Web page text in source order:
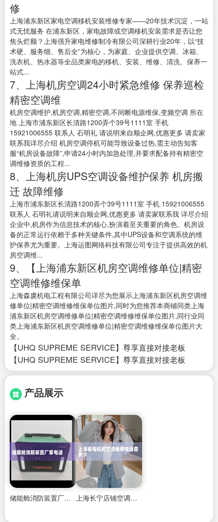
修
上海浦东新区家电空调移机安装维修专家——20年技术沉淀，一站
式无忧服务 在浦东新区，家电故障或空调移机安装需求是否让您
焦头烂额？上海强升家电维修制冷有限公司深耕行业20年，以“技
术硬、服务细、售后全”为核心，为家庭、企业提供空调、冰箱、
洗衣机、热水器等全品类家电的移机、安装、维修、清洗、保养一
站式...
7、上海机房空调24小时紧急维修 保养巡检
精密空调维
机房空调维护,机房空调,精密空调,不间断电源维保,变频空调 所在
地 上海市浦东新区长清路1200弄个39号1111室 手机
15921006555 联系人 石明礼 请说明来自顺企网,优惠更多 请卖家
联系我详尽介绍 机房空调停机可能导致设备过热,需主动告知客
服“机房设备故障”,申请24小时内加急处理,并要求配备持有精密空
调维修资质的工程...
8、上海机房UPS空调设备维护保养 机房搬
迁 故障维修
上海市浦东新区长清路1200弄个39号1111室 手机 15921006555
联系人 石明礼请说明来自顺企网,优惠更多 请卖家联系我 详尽介绍
企业中,机房作为信息技术的核心,扮演着至关重要的角色。机房设
备的正常运行依赖于多种关键条件,其中UPS设备和空调系统的维
护保养尤为重要。上海运图网络科技有限公司专注于提供高效的机
房空调维...
9、【上海浦东新区机房空调维修单位|精密
空调维修维保单
上海森虞机电工程有限公司详尽为您展示上海浦东新区机房空调维
修单位|精密空调维修维保单位图片,同时为您推荐本商铺同类上海
浦东新区机房空调维修单位|精密空调维修维保单位图片,同行业同
类上海浦东新区机房空调维修单位|精密空调维修维保单位图片大
全。
【UHQ SUPREME SERVICE】尊享直接对接老板
【UHQ SUPREME SERVICE】尊享直接对接老板
产品展示
储能舱消防装置厂家电话 上海长宁店铺空调维修电话多少